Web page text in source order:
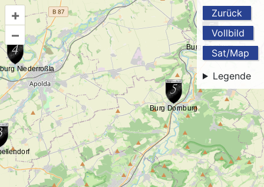
Zurück
Vollbild
Sat/Map
Legende
+
–